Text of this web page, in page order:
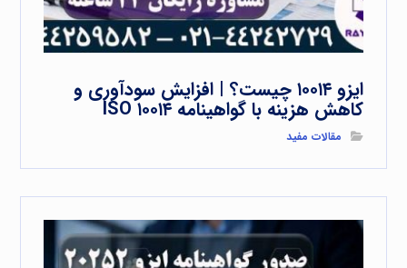
ایزو ۱۰۰۱۴ چیست؟ | افزایش سودآوری و
کاهش هزینه با گواهینامه ISO ۱۰۰۱۴
مقالات مفید